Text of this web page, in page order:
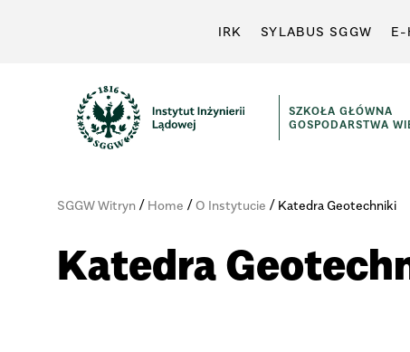
IRK SYLABUS SGGW E-
SZKOŁA GŁÓWNA
GOSPODARSTWA
SGGW Witryn/ Home /O Instytucie / Katedra Geotechniki
Katedra